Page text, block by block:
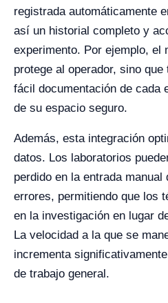
registrada automáticamente
así un historial completo y
experimento. Por ejemplo, el
protege al operador, sino
fácil documentación de cada
de su espacio seguro.
Además, esta integración
datos. Los laboratorios
perdido en la entrada
errores, permitiendo que los
en la investigación en lugar
La velocidad a la que se
incrementa
de trabajo general.